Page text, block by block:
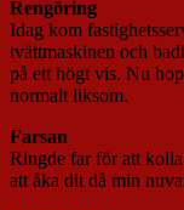
Rengöring
Idag kom
tvättmaskinen och
på ett högt vis. Nu
normalt liksom.
Farsan
Ringde far för att
att åka dit då min